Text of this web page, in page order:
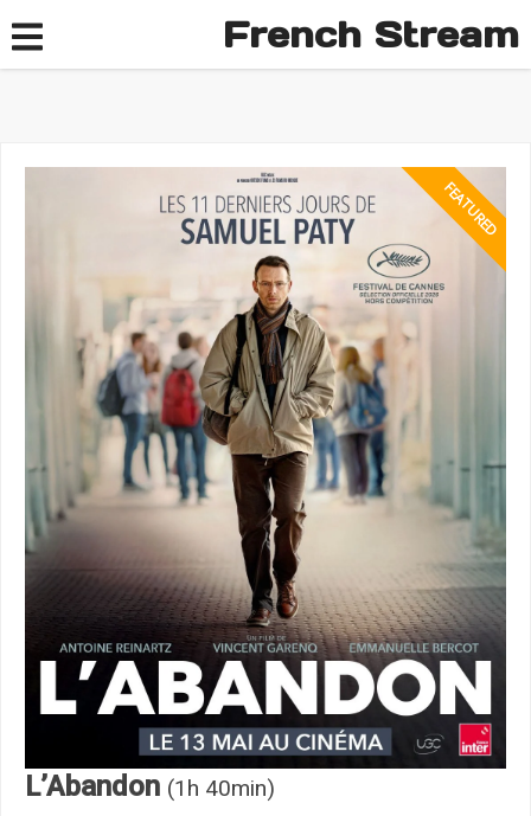
French Stream
L’Abandon (1h 40min)